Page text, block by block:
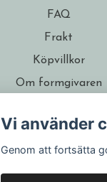
FAQ
Frakt
Köpvillkor
Om formgivaren
Presentkort
Vi använder
Genom att fortsätta